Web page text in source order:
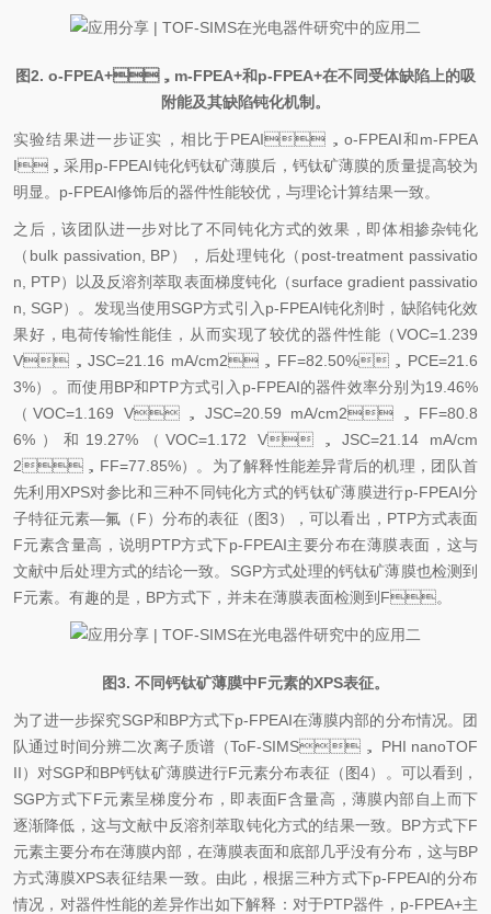
图2. o-FPEA+，m-FPEA+和p-FPEA+在不同受体缺陷上的吸
附能及其缺陷钝化机制。
实验结果进一步证实，相比于PEAI，o-FPEAI和m-FPEA
I，采用p-FPEAI钝化钙钛矿薄膜后，钙钛矿薄膜的质量提高较为
明显。p-FPEAI修饰后的器件性能较优，与理论计算结果一致。
之后，该团队进一步对比了不同钝化方式的效果，即体相掺杂钝化
（bulk passivation, BP），后处理钝化（post-treatment passivatio
n, PTP）以及反溶剂萃取表面梯度钝化（surface gradient passivatio
n, SGP）。发现当使用SGP方式引入p-FPEAI钝化剂时，缺陷钝化效
果好，电荷传输性能佳，从而实现了较优的器件性能（VOC=1.239
V，JSC=21.16 mA/cm2，FF=82.50%，PCE=21.6
3%）。而使用BP和PTP方式引入p-FPEAI的器件效率分别为19.46%
（VOC=1.169 V，JSC=20.59 mA/cm2，FF=80.8
6%）和19.27%（VOC=1.172 V，JSC=21.14 mA/cm
2，FF=77.85%）。为了解释性能差异背后的机理，团队首
先利用XPS对参比和三种不同钝化方式的钙钛矿薄膜进行p-FPEAI分
子特征元素—氟（F）分布的表征（图3），可以看出，PTP方式表面
F元素含量高，说明PTP方式下p-FPEAI主要分布在薄膜表面，这与
文献中后处理方式的结论一致。SGP方式处理的钙钛矿薄膜也检测到
F元素。有趣的是，BP方式下，并未在薄膜表面检测到F。
图3. 不同钙钛矿薄膜中F元素的XPS表征。
为了进一步探究SGP和BP方式下p-FPEAI在薄膜内部的分布情况。团
队通过时间分辨二次离子质谱（ToF-SIMS， PHI nanoTOF
II）对SGP和BP钙钛矿薄膜进行F元素分布表征（图4）。可以看到，
SGP方式下F元素呈梯度分布，即表面F含量高，薄膜内部自上而下
逐渐降低，这与文献中反溶剂萃取钝化方式的结果一致。BP方式下F
元素主要分布在薄膜内部，在薄膜表面和底部几乎没有分布，这与BP
方式薄膜XPS表征结果一致。由此，根据三种方式下p-FPEAI的分布
情况，对器件性能的差异作出如下解释：对于PTP器件，p-FPEA+主